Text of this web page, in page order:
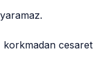
korkmadan cesaret